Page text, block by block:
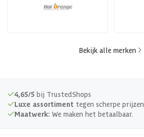
Bekijk alle merken
4,65/5 bij TrustedShops
Luxe assortiment tegen scherpe prijzen
Maatwerk: We maken het betaalbaar.